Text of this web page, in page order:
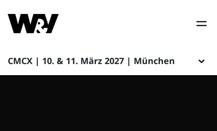
CMCX | 10. & 11. März 2027 | München